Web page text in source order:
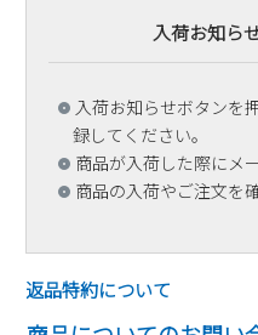
入荷お知ら
入荷お知らせボタンを
録してください。
商品が入荷した際にメ
商品の入荷やご注文を
返品特約について